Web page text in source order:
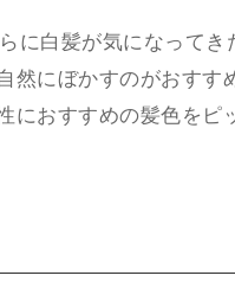
に白髪が気になってき
然にぼかすのがおすす
におすすめの髪色をピ